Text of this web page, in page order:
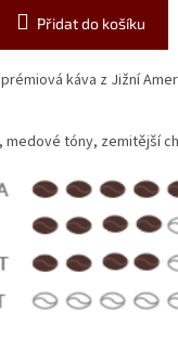
Přidat do košíku
káva z Jižní
medové tóny, zemitější